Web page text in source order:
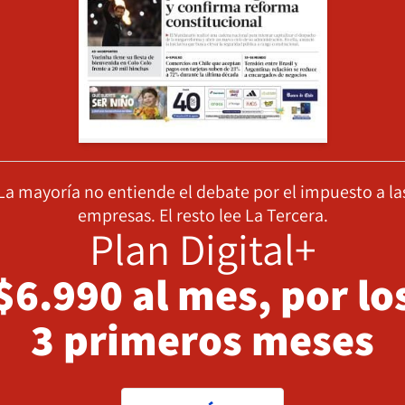
mayoría no entiende el debate por el impuesto a
empresas. El resto lee La Tercera.
Plan Digital+
al mes, por
3 primeros meses